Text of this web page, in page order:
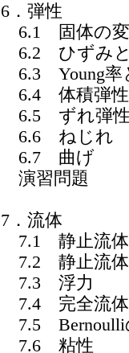
6．弾性
6.1 固体の
6.2 ひずみ
6.3 Young率
6.4 体積弾
6.5 ずれ弾
6.6 ねじれ
6.7 曲げ
演習問題
7．流体
7.1 静止流体
7.2 静止流体
7.3 浮力
7.4 完全流体
7.5 Bernoulli
7.6 粘性